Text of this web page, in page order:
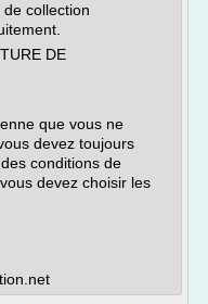
collection
DE
que vous ne
devez toujours
conditions de
devez choisir les